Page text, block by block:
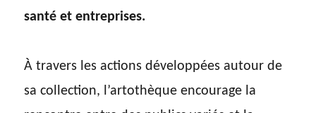
santé et entreprises.
À travers les actions développées autour de
sa collection, l’artothèque encourage la